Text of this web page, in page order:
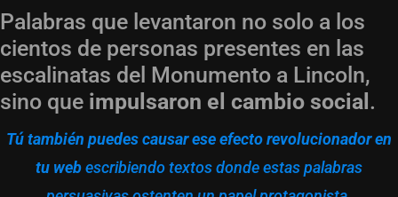
Palabras que levantaron no solo a los
cientos de personas presentes en las
escalinatas del Monumento a Lincoln,
sino que impulsaron el cambio social .
Tú también puedes causar ese efecto revolucionador en
tu webescribiendo textos donde estas palabras